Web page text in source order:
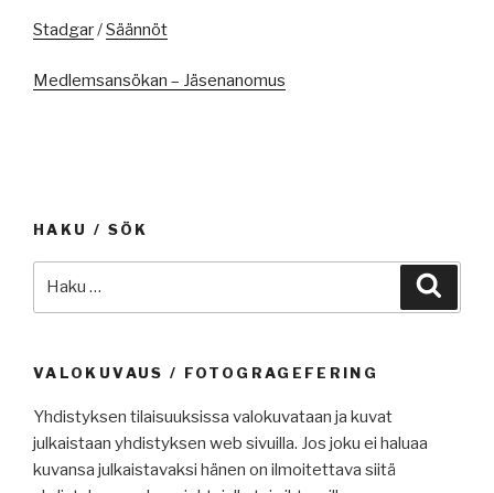
Stadgar/Säännöt
Medlemsansökan – Jäsenanomus
HAKU / SÖK
VALOKUVAUS / FOTOGRAGEFERING
Yhdistyksen tilaisuuksissa valokuvataan ja kuvat
julkaistaan yhdistyksen web sivuilla. Jos joku ei haluaa
kuvansa julkaistavaksi hänen on ilmoitettava siitä